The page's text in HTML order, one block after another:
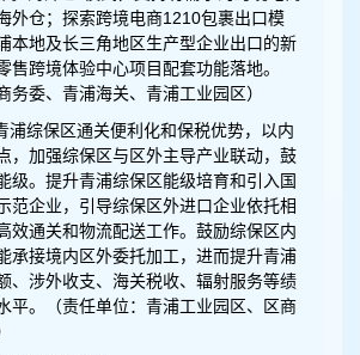
外仓；探索跨境电商1210包裹出口模
本地及长三角地区生产型企业出口的新
售跨境体验中心项目配套功能落地。
务委、青浦海关、青浦工业园区）
浦综保区通关便利化和保税优势，以内
，加强综保区与区外主导产业联动，鼓
级。提升青浦综保区能级培育和引入国
范企业，引导综保区外进口企业依托相
效通关和物流配送工作。鼓励综保区内
承接境内区外委托加工，进而提升青浦
、涉外收支、海关税收、辐射服务等绩
平。（责任单位：青浦工业园区、区商